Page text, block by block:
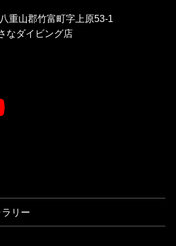
重山郡竹富町字上原53-1
なダイビング店
リー